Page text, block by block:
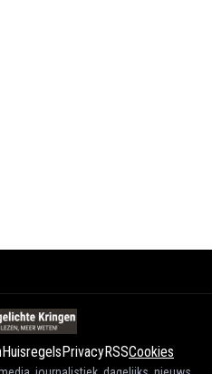
HuisregelsPrivacyRSSCookies